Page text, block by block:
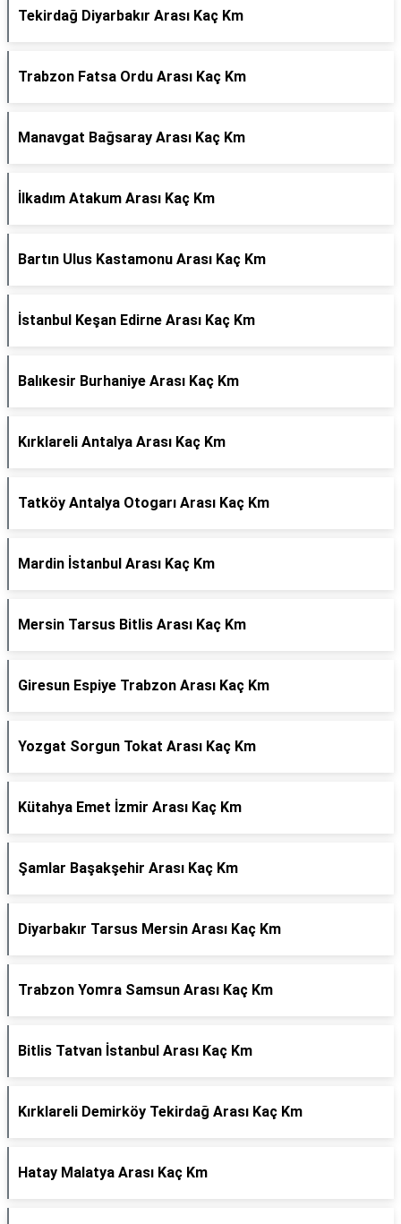
Tekirdağ Diyarbakır Arası Kaç Km
Trabzon Fatsa Ordu Arası Kaç Km
Manavgat Bağsaray Arası Kaç Km
İlkadım Atakum Arası Kaç Km
Bartın Ulus Kastamonu Arası Kaç Km
İstanbul Keşan Edirne Arası Kaç Km
Balıkesir Burhaniye Arası Kaç Km
Kırklareli Antalya Arası Kaç Km
Tatköy Antalya Otogarı Arası Kaç Km
Mardin İstanbul Arası Kaç Km
Mersin Tarsus Bitlis Arası Kaç Km
Giresun Espiye Trabzon Arası Kaç Km
Yozgat Sorgun Tokat Arası Kaç Km
Kütahya Emet İzmir Arası Kaç Km
Şamlar Başakşehir Arası Kaç Km
Diyarbakır Tarsus Mersin Arası Kaç Km
Trabzon Yomra Samsun Arası Kaç Km
Bitlis Tatvan İstanbul Arası Kaç Km
Kırklareli Demirköy Tekirdağ Arası Kaç Km
Hatay Malatya Arası Kaç Km